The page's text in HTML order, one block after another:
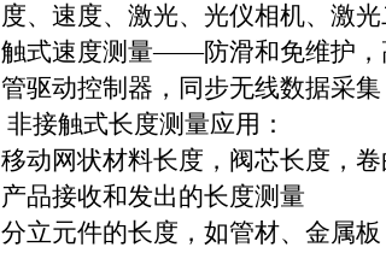
度、速度、激光、光仪相机、激
触式速度测量——防滑和免维护
管驱动控制器，同步无线数据采集
非接触式长度测量应用：
移动网状材料长度，阀芯长度，
产品接收和发出的长度测量
分立元件的长度，如管材、金属板